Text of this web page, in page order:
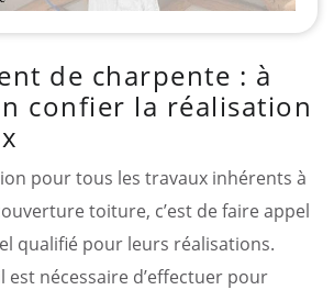
de charpente : à
confier la réalisation
pour tous les travaux inhérents à
toiture, c’est de faire appel
qualifié pour leurs réalisations.
est nécessaire d’effectuer pour